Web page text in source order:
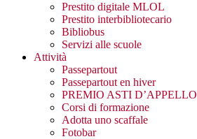
Prestito digitale MLOL
Prestito interbibliotecario
Bibliobus
Servizi alle scuole
Attività
Passepartout
Passepartout en hiver
PREMIO ASTI D’APPELLO
Corsi di formazione
Adotta uno scaffale
Fotobar